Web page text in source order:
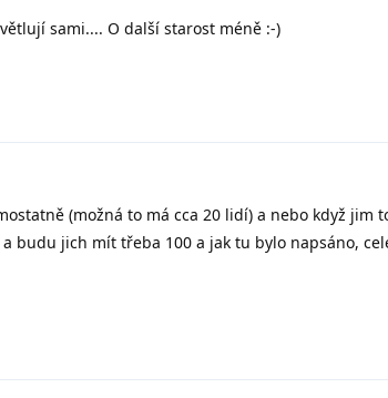
sami.... O další starost méně :-)
(možná to má cca 20 lidí) a nebo když jim
budu jich mít třeba 100 a jak tu bylo napsáno,